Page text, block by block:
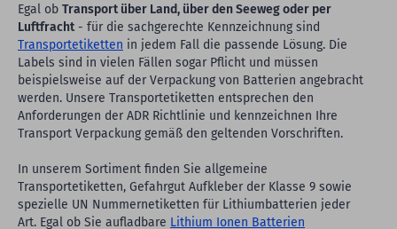
Egal ob Transport über Land, über den Seeweg oder per
Luftfracht- für die sachgerechte Kennzeichnung sind
Transportetiketten in jedem Fall die passende Lösung. Die
Labels sind in vielen Fällen sogar Pflicht und müssen
beispielsweise auf der Verpackung von Batterien angebracht
werden. Unsere Transportetiketten entsprechen den
Anforderungen der ADR Richtlinie und kennzeichnen Ihre
Transport Verpackung gemäß den geltenden Vorschriften.
In unserem Sortiment finden Sie allgemeine
Transportetiketten, Gefahrgut Aufkleber der Klasse 9 sowie
spezielle UN Nummernetiketten für Lithiumbatterien jeder
Art. Egal ob Sie aufladbare Lithium Ionen Batterien